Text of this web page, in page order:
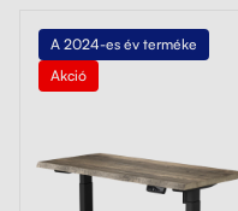
A 2024-es év terméke
Akció